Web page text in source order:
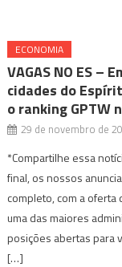
ECONOMIA
VAGAS NO ES –
cidades do
o ranking GPTW
29 de novembro de
*Compartilhe essa
final, os nossos
completo, com a oferta
uma das maiores
posições abertas para
[…]